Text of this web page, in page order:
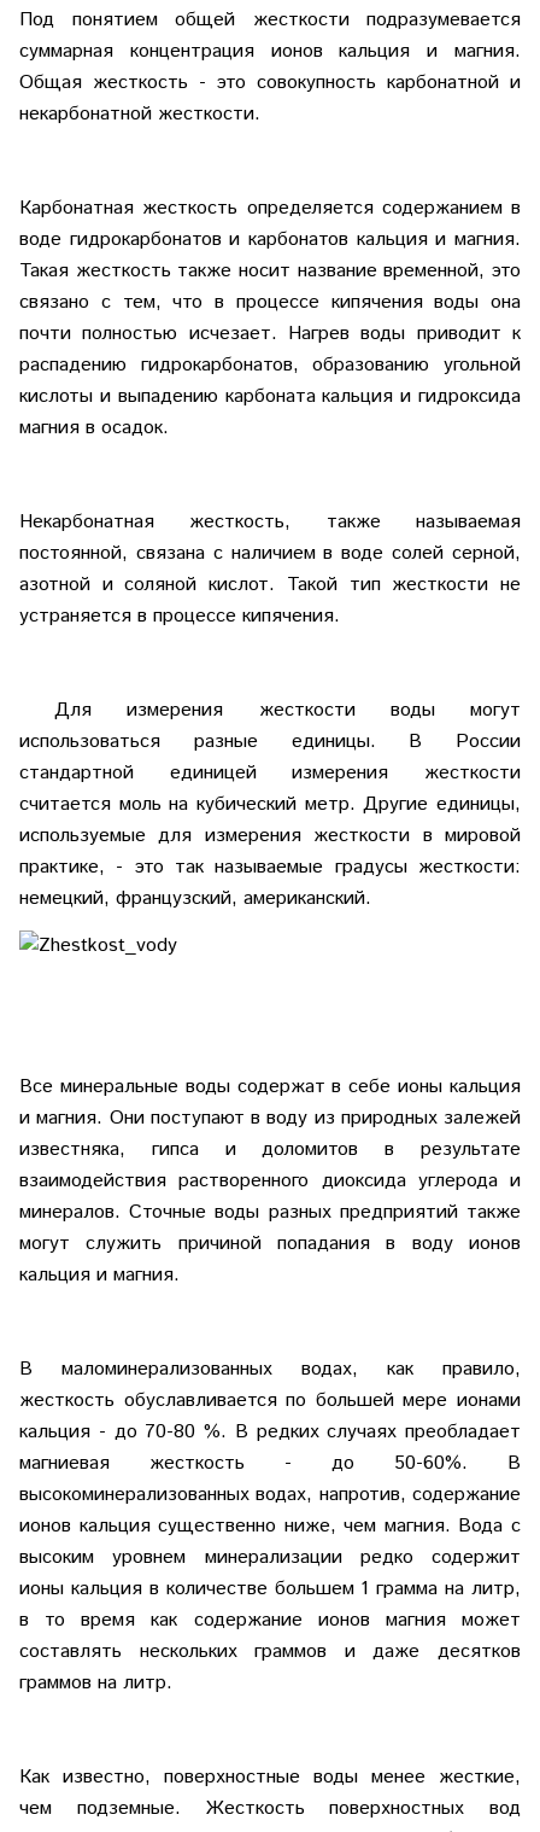
Под понятием общей жесткости подразумевается
суммарная концентрация ионов кальция и магния.
Общая жесткость - это совокупность карбонатной и
некарбонатной жесткости.
Карбонатная жесткость определяется содержанием в
воде гидрокарбонатов и карбонатов кальция и магния.
Такая жесткость также носит название временной, это
связано с тем, что в процессе кипячения воды она
почти полностью исчезает. Нагрев воды приводит к
распадению гидрокарбонатов, образованию угольной
кислоты и выпадению карбоната кальция и гидроксида
магния в осадок.
Некарбонатная жесткость, также называемая
постоянной, связана с наличием в воде солей серной,
азотной и соляной кислот. Такой тип жесткости не
устраняется в процессе кипячения.
Для измерения жесткости воды могут
использоваться разные единицы. В России
стандартной единицей измерения жесткости
считается моль на кубический метр. Другие единицы,
используемые для измерения жесткости в мировой
практике, - это так называемые градусы жесткости:
немецкий, французский, американский.
Все минеральные воды содержат в себе ионы кальция
и магния. Они поступают в воду из природных залежей
известняка, гипса и доломитов в результате
взаимодействия растворенного диоксида углерода и
минералов. Сточные воды разных предприятий также
могут служить причиной попадания в воду ионов
кальция и магния.
В маломинерализованных водах, как правило,
жесткость обуславливается по большей мере ионами
кальция - до 70-80 %. В редких случаях преобладает
магниевая жесткость - до 50-60%. В
высокоминерализованных водах, напротив, содержание
ионов кальция существенно ниже, чем магния. Вода с
высоким уровнем минерализации редко содержит
ионы кальция в количестве большем 1 грамма на литр,
в то время как содержание ионов магния может
составлять нескольких граммов и даже десятков
граммов на литр.
Как известно, поверхностные воды менее жесткие,
чем подземные. Жесткость поверхностных вод